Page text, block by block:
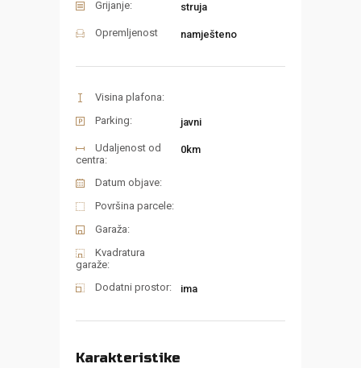
Grijanje: struja
Opremljenost namješteno
Visina plafona:
Parking:
javni
Udaljenost od
centra:
0km
Datum objave:
Površina parcele:
Garaža:
Kvadratura
garaže:
Dodatni prostor:
ima
Karakteristike